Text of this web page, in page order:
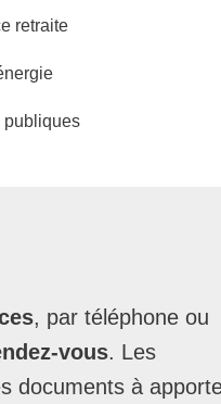
retraite
publiques
, par téléphone ou
vous. Les
documents à